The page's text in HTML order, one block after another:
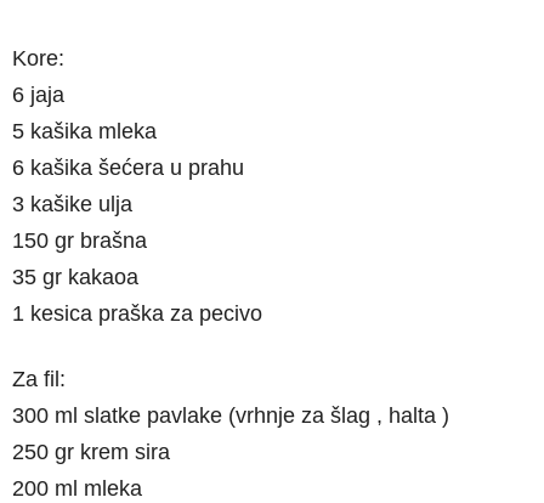
Kore:
6 jaja
5 kašika mleka
6 kašika šećera u prahu
3 kašike ulja
150 gr brašna
35 gr kakaoa
1 kesica praška za pecivo
Za fil:
300 ml slatke pavlake (vrhnje za šlag , halta )
250 gr krem sira
200 ml mleka